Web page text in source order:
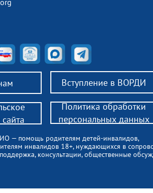
Вступление в ВОРДИ
— помощь родителям детей-инвалидов,
инвалидов 18+, нуждающихся в
консультации, общественные
Политика обработки
персональных данных